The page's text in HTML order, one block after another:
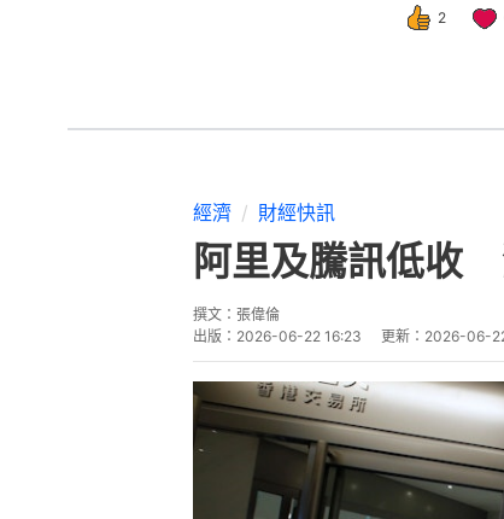
2
經濟 財經快訊
阿里及騰訊低收
撰文： 張偉倫
出版： 2026-06-22 16:23 更新： 2026-06-